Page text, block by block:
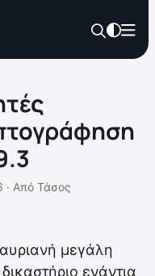
· Από Τάσος
μεγάλη
ενάντια